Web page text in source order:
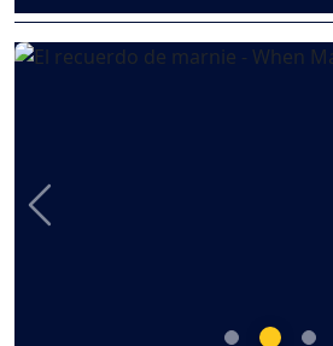
Previous